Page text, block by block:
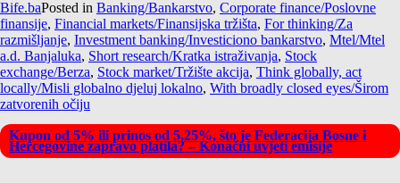
Bife.baPosted in Banking/Bankarstvo, Corporate finance/Poslovne
finansije, Financial markets/Finansijska tržišta, For thinking/Za
razmišljanje, Investment banking/Investiciono bankarstvo, Mtel/Mtel
a.d. Banjaluka, Short research/Kratka istraživanja, Stock
exchange/Berza, Stock market/Tržište akcija, Think globally, act
locally/Misli globalno djeluj lokalno, With broadly closed eyes/Širom
zatvorenih očiju
Kupon od 5% ili prinos od 5,25%, što je Federacija Bosne i
Hercegovine zapravo platila? – Konačni uvjeti emisije